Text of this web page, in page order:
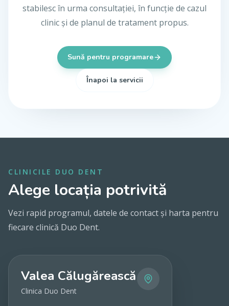
stabilesc în urma consultației, în funcție de cazul
clinic și de planul de tratament propus.
Sună pentru programare
Înapoi la servicii
CLINICILE DUO DENT
Alege locația potrivită
Vezi rapid programul, datele de contact și harta pentru
fiecare clinică Duo Dent.
Valea Călugărească
Clinica Duo Dent